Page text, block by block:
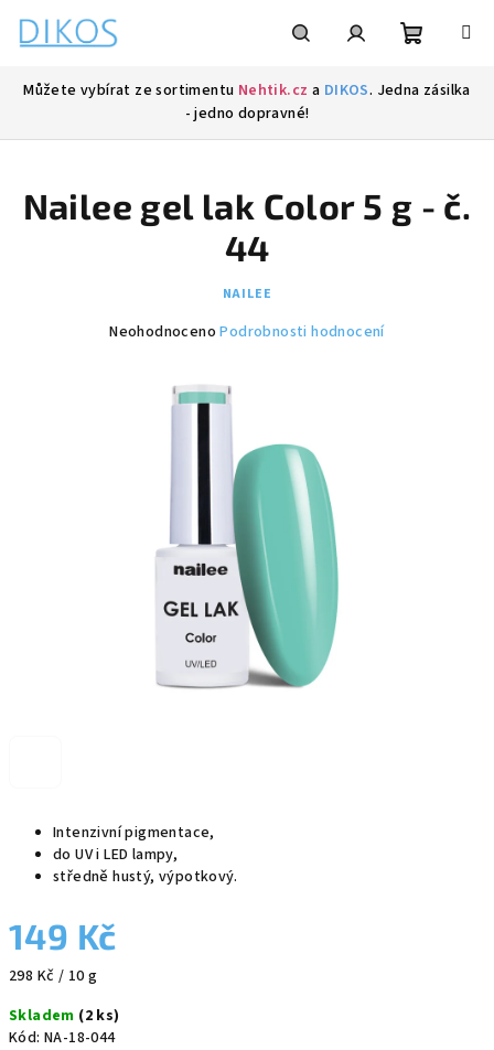
obsah
Můžete vybírat ze sortimentu Nehtik.cz a DIKOS. Jedna zásilka
- jedno dopravné!
Intenzivní pigmentace,
do UV i LED lampy,
středně hustý, výpotkový.
149 Kč
Měrná
298 Kč / 10 g
Skladem (2 ks)
Kód: NA-18-044
Nailee gel lak Color 5 g - č.
44
NAILEE
Průměrné
Neohodnoceno Podrobnosti hodnocení